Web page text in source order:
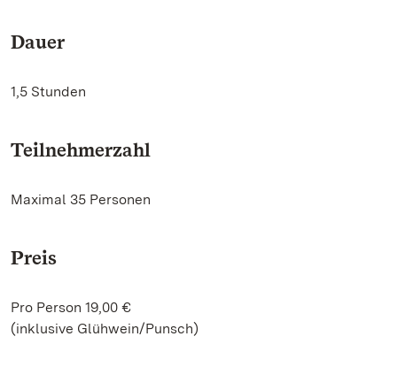
Dauer
1,5 Stunden
Teilnehmerzahl
Maximal 35 Personen
Preis
Pro Person 19,00 €
(inklusive Glühwein/Punsch)